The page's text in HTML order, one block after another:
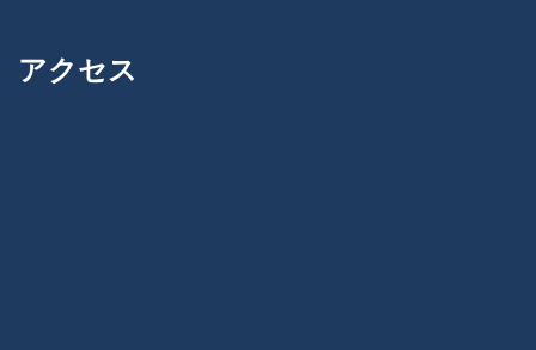
アクセス